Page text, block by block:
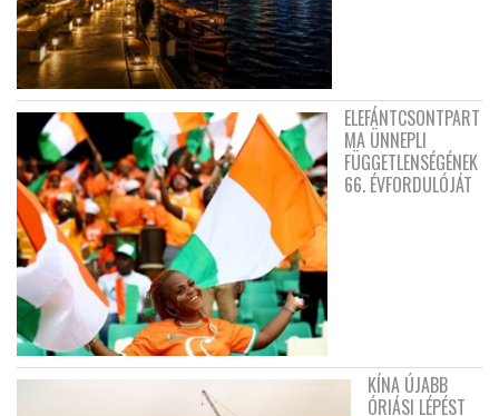
ELEFÁNTCSONTPART
MA ÜNNEPLI
FÜGGETLENSÉGÉNEK
66. ÉVFORDULÓJÁT
KÍNA ÚJABB
ÓRIÁSI LÉPÉST